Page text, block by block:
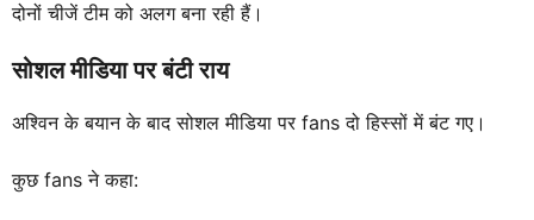
दोनों चीजें टीम को अलग बना रही हैं।
सोशल मीडिया पर बंटी राय
अश्विन के बयान के बाद सोशल मीडिया पर fans दो हिस्सों में बंट गए।
कुछ fans ने कहा: